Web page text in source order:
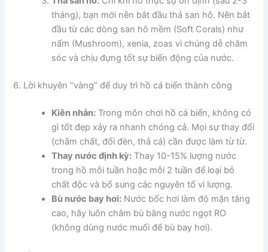
tháng), bạn mới nên bắt đầu thả san hô. Nên bắt
đầu từ các dòng san hô mềm (Soft Corals) như
nấm (Mushroom), xenia, zoas vì chúng dễ chăm
sóc và chịu đựng tốt sự biến động của nước.
6. Lời khuyên “vàng” để duy trì hồ cá biển thành công
Kiên nhẫn: Trong môn chơi hồ cá biển, không có
gì tốt đẹp xảy ra nhanh chóng cả. Mọi sự thay đổi
(châm chất, đổi đèn, thả cá) cần được làm từ từ.
Thay nước định kỳ: Thay 10-15% lượng nước
trong hồ mỗi tuần hoặc mỗi 2 tuần để loại bỏ
chất độc và bổ sung các nguyên tố vi lượng.
Bù nước bay hơi: Nước bốc hơi làm độ mặn tăng
cao, hãy luôn châm bù bằng nước ngọt RO
(không dùng nước muối để bù bay hơi).